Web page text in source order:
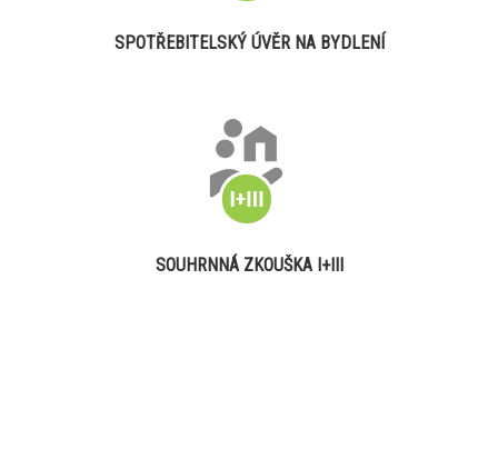
SPOTŘEBITELSKÝ ÚVĚR NA BYDLENÍ
SOUHRNNÁ ZKOUŠKA I+III